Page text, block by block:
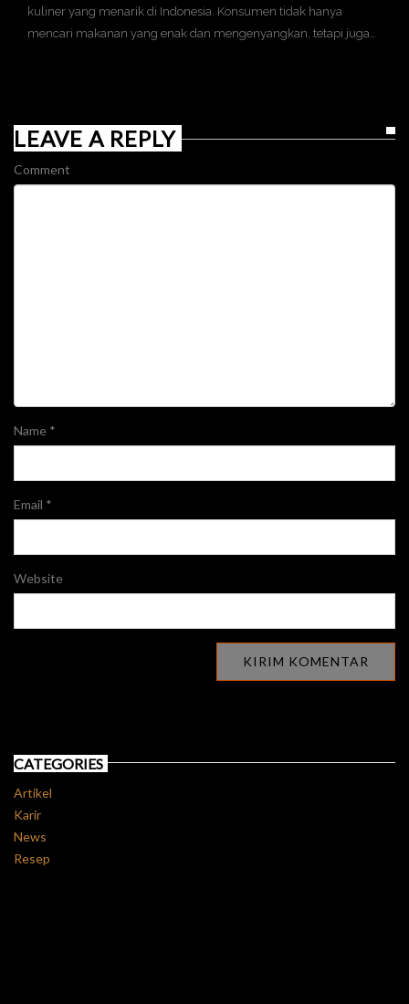
kuliner yang menarik di Indonesia. Konsumen tidak hanya
mencari makanan yang enak dan mengenyangkan, tetapi juga…
LEAVE A REPLY
Comment
Name *
Email *
Website
CATEGORIES
Artikel
Karir
News
Resep